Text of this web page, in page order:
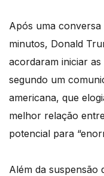
Após uma
minutos, Donald
acordaram iniciar as
segundo um
americana, que
melhor relação
potencial para
Além da suspensão